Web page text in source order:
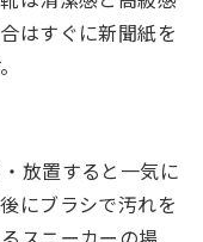
はすぐに新聞紙を
放置すると一気に
にブラシで汚れを